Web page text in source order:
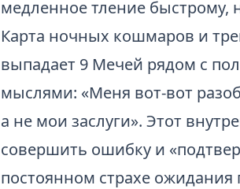
медленное тление
Карта ночных кошмаров и
выпадает 9 Мечей рядом с
мыслями: «Меня вот-вот
а не мои заслуги». Этот
совершить ошибку и
постоянном страхе ожидания